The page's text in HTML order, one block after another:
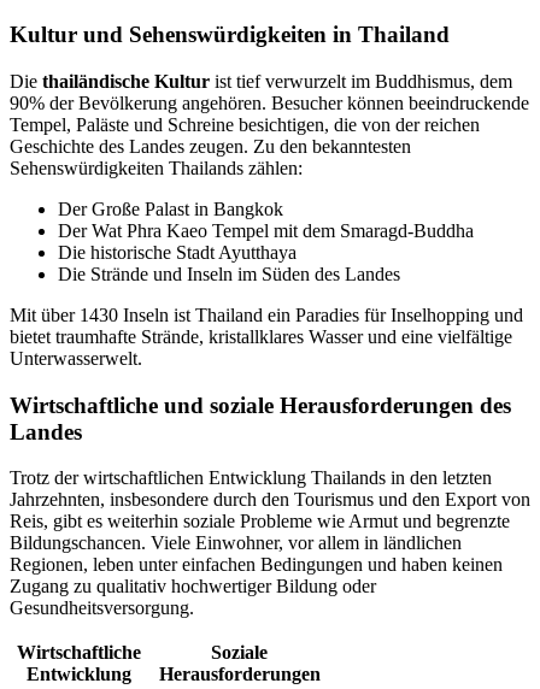
Kultur und Sehenswürdigkeiten in Thailand
Die thailändische Kultur ist tief verwurzelt im Buddhismus, dem
90% der Bevölkerung angehören. Besucher können beeindruckende
Tempel, Paläste und Schreine besichtigen, die von der reichen
Geschichte des Landes zeugen. Zu den bekanntesten
Sehenswürdigkeiten Thailands zählen:
Der Große Palast in Bangkok
Der Wat Phra Kaeo Tempel mit dem Smaragd-Buddha
Die historische Stadt Ayutthaya
Die Strände und Inseln im Süden des Landes
Mit über 1430 Inseln ist Thailand ein Paradies für Inselhopping und
bietet traumhafte Strände, kristallklares Wasser und eine vielfältige
Unterwasserwelt.
Wirtschaftliche und soziale Herausforderungen des
Landes
Trotz der wirtschaftlichen Entwicklung Thailands in den letzten
Jahrzehnten, insbesondere durch den Tourismus und den Export von
Reis, gibt es weiterhin soziale Probleme wie Armut und begrenzte
Bildungschancen. Viele Einwohner, vor allem in ländlichen
Regionen, leben unter einfachen Bedingungen und haben keinen
Zugang zu qualitativ hochwertiger Bildung oder
Gesundheitsversorgung.
Wirtschaftliche
Entwicklung
Soziale
Herausforderungen